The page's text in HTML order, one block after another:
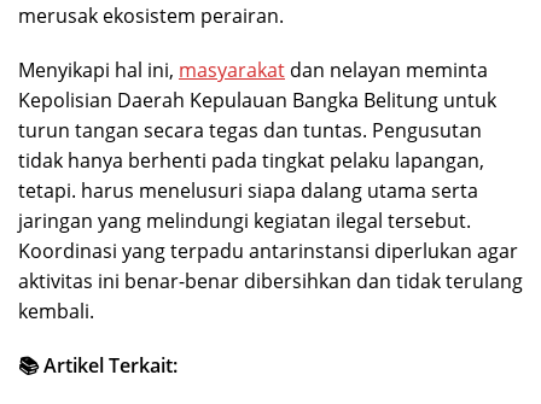
merusak ekosistem perairan.
Menyikapi hal ini, masyarakat dan nelayan meminta
Kepolisian Daerah Kepulauan Bangka Belitung untuk
turun tangan secara tegas dan tuntas. Pengusutan
tidak hanya berhenti pada tingkat pelaku lapangan,
tetapi. harus menelusuri siapa dalang utama serta
jaringan yang melindungi kegiatan ilegal tersebut.
Koordinasi yang terpadu antarinstansi diperlukan agar
aktivitas ini benar-benar dibersihkan dan tidak terulang
kembali.
📚 Artikel Terkait: